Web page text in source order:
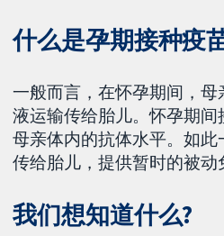
什么是孕期接种疫
一般而言，在怀孕期间，
液运输传给胎儿。怀孕期
母亲体内的抗体水平。如
传给胎儿，提供暂时的被动
我们想知道什么?